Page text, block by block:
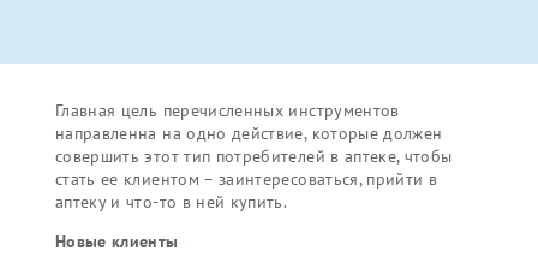
Главная цель перечисленных инструментов
направленна на одно действие, которые должен
совершить этот тип потребителей в аптеке, чтобы
стать ее клиентом – заинтересоваться, прийти в
аптеку и что-то в ней купить.
Новые клиенты